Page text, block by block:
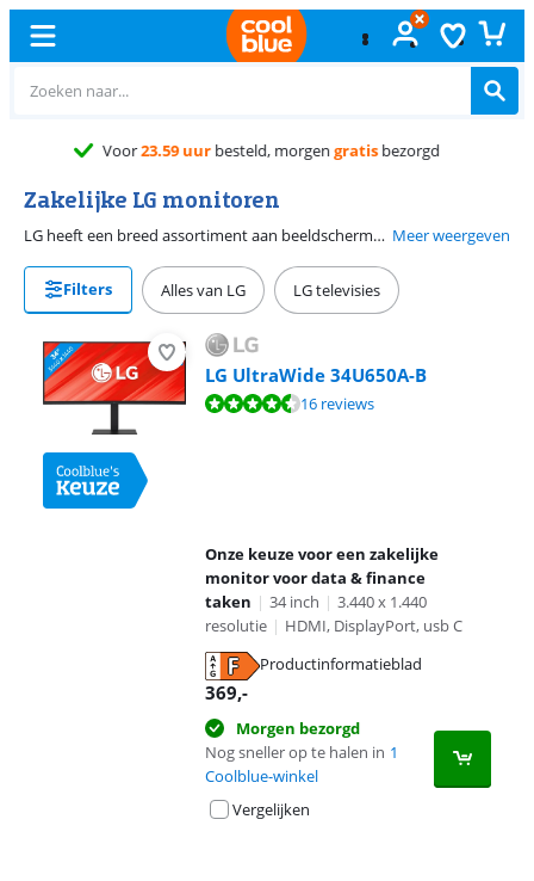
Gratisruilen
Zakelijke LG monitoren
LG heeft een breed assortiment aan beeldschermen voor onder andere zakelijk gebruikt. Kies uit verschillende maten zoals een 24 inch of 27 inch scherm. Met een in hoogte verstelbare of kantelbare LG monitor kies je een model met een comfortabele werkpositie voor kantoor of werkplek. Wil je de hele dag onvermoeibaar doorwerken? Met een ingebouwde blauw licht filter voorkom je geïrriteerde ogen en slaapproblemen. Meer weergeven
Filters Alles van LG LG televisies
LG UltraWide 34U650A-B
Beoordeling is 9,3 van de 10, gebaseerd op 16 reviews.
16 reviews
Onze keuze voor een zakelijke
monitor voor data & finance
taken | 34 inch | 3.440 x 1.440
resolutie | HDMI, DisplayPort, usb C
Productinformatieblad
369,-
Morgen bezorgd
Nog sneller op te halen in 1
Coolblue-winkel
Vergelijken